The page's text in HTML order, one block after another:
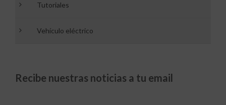
Tutoriales
Vehículo eléctrico
Recibe nuestras noticias a tu email